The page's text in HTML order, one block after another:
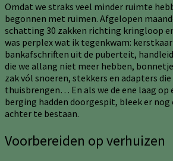
Omdat we straks veel minder ruimte
begonnen met ruimen. Afgelopen
schatting 30 zakken richting kringloop
was perplex wat ik tegenkwam:
bankafschriften uit de puberteit,
die we allang niet meer hebben,
zak vól snoeren, stekkers en adapters
thuisbrengen… En als we de ene laag op
berging hadden doorgespit, bleek er nog
achter te bestaan.
Voorbereiden op verhuizen